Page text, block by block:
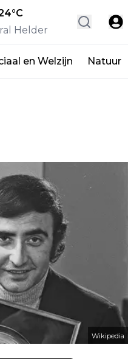
°C
Helder
en Welzijn Natuur
Wikipedia